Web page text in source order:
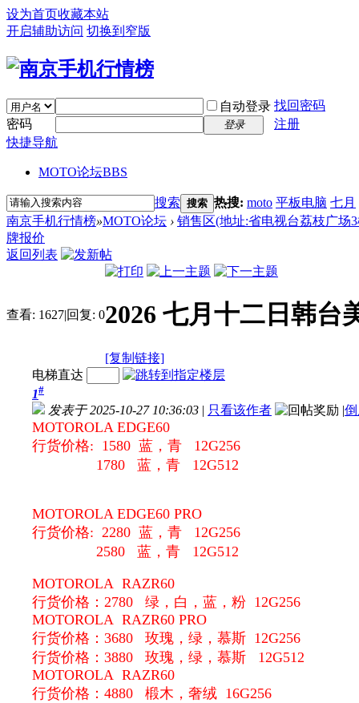
设为首页收藏本站
开启辅助访问 切换到窄版
自动登录 找回密码
密码
登录
注册
快捷导航
MOTO论坛BBS
搜索 搜索 热搜: moto 平板电脑 七月
南京手机行情榜»MOTO论坛 › 销售区(地址:省电视台荔枝广场3
牌报价
返回列表
查看: 1627|回复: 02026 七月十二日韩台
[复制链接]
电梯直达
1#
发表于 2025-10-27 10:36:03 | 只看该作者 |
MOTOROLA EDGE60
行货价格: 1580 蓝，青 12G256
1780 蓝，青 12G512
MOTOROLA EDGE60 PRO
行货价格: 2280 蓝，青 12G256
2580 蓝，青 12G512
MOTOROLA RAZR60
行货价格：2780 绿，白，蓝，粉 12G256
MOTOROLA RAZR60 PRO
行货价格：3680 玫瑰，绿，慕斯 12G256
行货价格：3880 玫瑰，绿，慕斯 12G512
MOTOROLA RAZR60
行货价格：4880 椴木，奢绒 16G256